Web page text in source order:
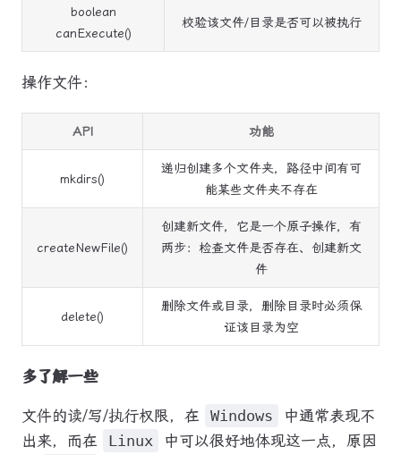
boolean
canExecute()
校验该文件/目录是否可以被执行
操作文件：
API 功能
mkdirs()
递归创建多个文件夹，路径中间有可
能某些文件夹不存在
createNewFile()
创建新文件，它是一个原子操作，有
两步：检查文件是否存在、创建新文
件
delete()
删除文件或目录，删除目录时必须保
证该目录为空
多了解一些
文件的读/写/执行权限，在 Windows
中通常表现不
出来，而在
Linux
中可以很好地体现这一点，原因